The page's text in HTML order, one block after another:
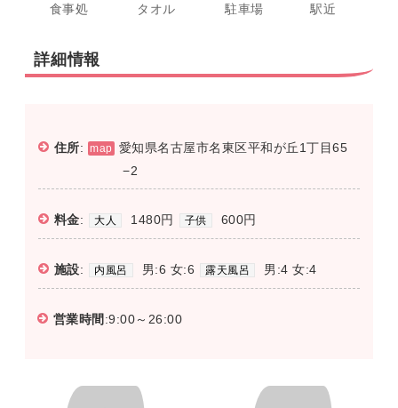
食事処 タオル 駐車場 駅近
詳細情報
住所: map
愛知県名古屋市名東区平和が丘1丁目65
−2
料金: 大人 1480円 子供 600円
施設: 内風呂 男:6 女:6 露天風呂 男:4 女:4
営業時間 :9:00～26:00